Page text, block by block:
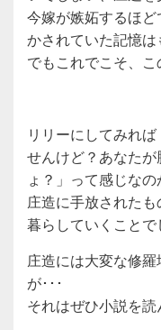
今嫁が嫉妬するほ
かされていた記憶は
でもこれでこそ、こ
リリーにしてみれ
せんけど？あなた
ょ？」って感じなの
庄造に手放された
暮らしていくことで
庄造には大変な修
が･･･
それはぜひ小説を読